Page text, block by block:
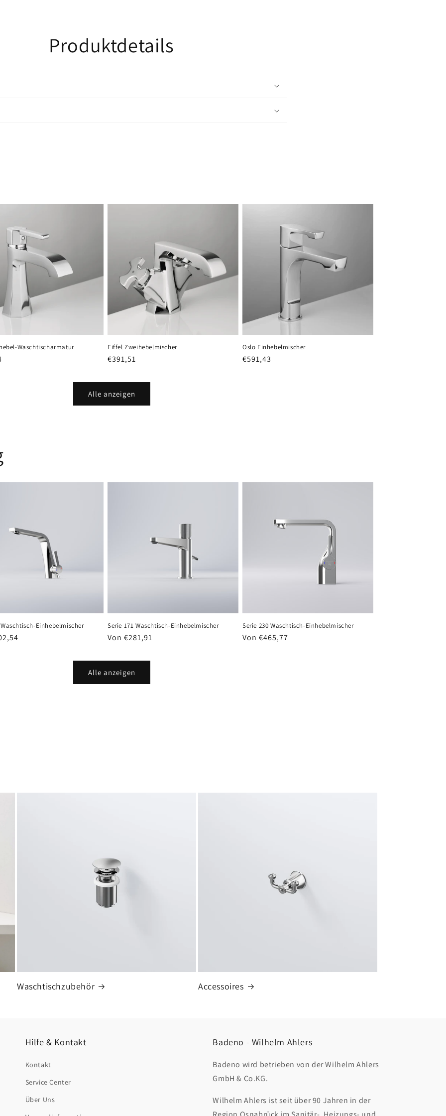
Produktdetails
Waschtischarmatur Eiffel Zweihebelmischer
Normaler
€391,51
Oslo Einhebelmischer
Normaler
€591,43
Alle anzeigen
Einhebelmischer Serie 171 Waschtisch-Einhebelmischer
Normaler
Von €281,91
Serie 230 Waschtisch-Einhebelmischer
Normaler
Von €465,77
Alle anzeigen
Waschtischzubehör Accessoires
Hilfe & Kontakt
Kontakt
Service Center
Über Uns
Badeno - Wilhelm Ahlers
Badeno wird betrieben von der Wilhelm Ahlers
GmbH & Co.KG.
Wilhelm Ahlers ist seit über 90 Jahren in der